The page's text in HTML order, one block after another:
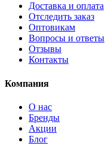
Доставка и оплата
Отследить заказ
Оптовикам
Вопросы и ответы
Отзывы
Контакты
Компания
О нас
Бренды
Акции
Блог